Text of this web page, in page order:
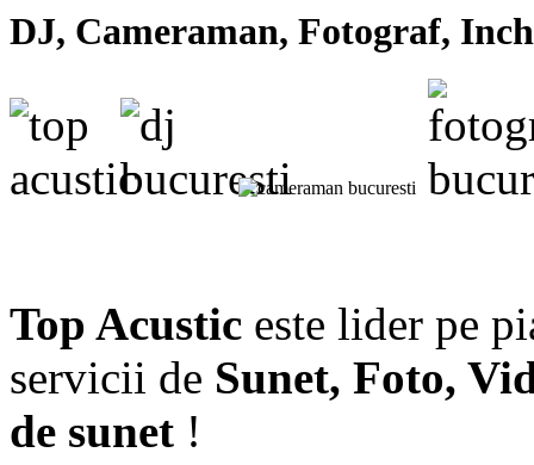
DJ, Cameraman, Fotograf,
Top Acustic este lider pe
servicii de Sunet, Foto,
de sunet !